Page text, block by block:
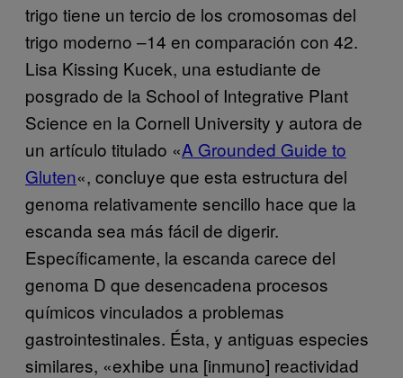
trigo tiene un tercio de los cromosomas del
trigo moderno –14 en comparación con 42.
Lisa Kissing Kucek, una estudiante de
posgrado de la School of Integrative Plant
Science en la Cornell University y autora de
un artículo titulado «A Grounded Guide to
Gluten«, concluye que esta estructura del
genoma relativamente sencillo hace que la
escanda sea más fácil de digerir.
Específicamente, la escanda carece del
genoma D que desencadena procesos
químicos vinculados a problemas
gastrointestinales. Ésta, y antiguas especies
similares, «exhibe una [inmuno] reactividad